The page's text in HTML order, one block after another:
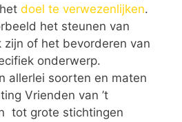
doel te verwezenlijken.
het steunen van
zijn of het bevorderen van
onderwerp.
allerlei soorten en maten
Vrienden van ’t
tot grote stichtingen